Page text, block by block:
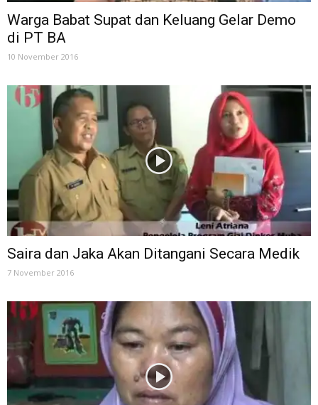
Warga Babat Supat dan Keluang Gelar Demo
di PT BA
10 November 2016
Saira dan Jaka Akan Ditangani Secara Medik
7 November 2016